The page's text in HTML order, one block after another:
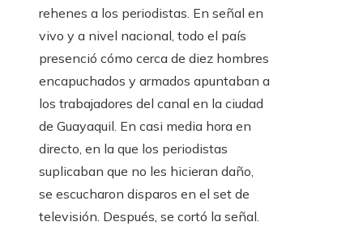
rehenes a los periodistas. En señal en
vivo y a nivel nacional, todo el país
presenció cómo cerca de diez hombres
encapuchados y armados apuntaban a
los trabajadores del canal en la ciudad
de Guayaquil. En casi media hora en
directo, en la que los periodistas
suplicaban que no les hicieran daño,
se escucharon disparos en el set de
televisión. Después, se cortó la señal.